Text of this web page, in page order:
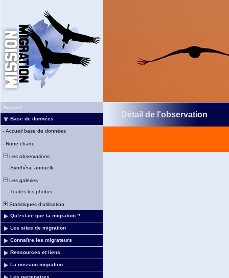
Accueil
Base de données
- Accueil base de données
- Notre charte
Les observations
- Synthèse annuelle
Les galeries
- Toutes les photos
Statistiques d'utilisation
Qu'est-ce que la migration ?
Les sites de migration
Connaître les migrateurs
Ressources et liens
La mission migration
Les partenaires
Détail de l'observation